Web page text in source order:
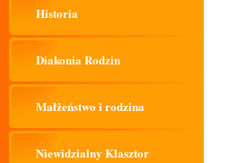
Historia
Diakonia Rodzin
Małżeństwo i rodzina
Niewidzialny Klasztor